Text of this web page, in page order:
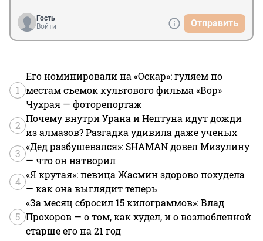
Гость
Войти
Отправить
1
Его номинировали на «Оскар»: гуляем по
местам съемок культового фильма «Вор»
Чухрая — фоторепортаж
2
Почему внутри Урана и Нептуна идут дожди
из алмазов? Разгадка удивила даже ученых
3
«Дед разбушевался»: SHAMAN довел Мизулину
— что он натворил
4
«Я крутая»: певица Жасмин здорово похудела
— как она выглядит теперь
5
«За месяц сбросил 15 килограммов»: Влад
Прохоров — о том, как худел, и о возлюбленной
старше его на 21 год